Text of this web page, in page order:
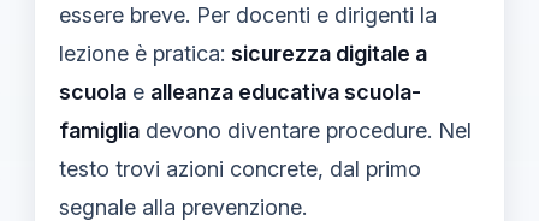
essere breve. Per docenti e dirigenti la
lezione è pratica: sicurezza digitale a
scuola e alleanza educativa scuola-
famiglia devono diventare procedure. Nel
testo trovi azioni concrete, dal primo
segnale alla prevenzione.